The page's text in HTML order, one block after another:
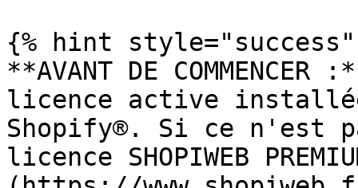
{% hint style="success"
**AVANT DE
licence active
Shopify®. Si ce n'est
licence SHOPIWEB